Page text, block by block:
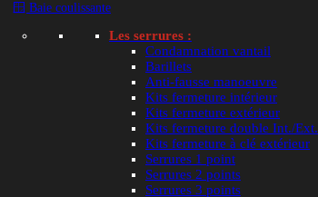
🪟 Baie coulissante
Les serrures :
Condamnation vantail
Barillets
Anti-fausse manoeuvre
Kits fermeture intérieur
Kits fermeture extérieur
Kits fermeture double Int./Ext.
Kits fermeture à clé extérieur
Serrures 1 point
Serrures 2 points
Serrures 3 points